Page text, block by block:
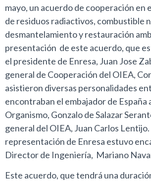
mayo, un acuerdo de cooperación en
de residuos radiactivos, combustible
desmantelamiento y restauración
presentación de este acuerdo, que
el presidente de Enresa, Juan Jose
general de Cooperación del OIEA,
asistieron diversas personalidades
encontraban el embajador de España
Organismo, Gonzalo de Salazar
general del OIEA, Juan Carlos Lentijo.
representación de Enresa estuvo
Director de Ingeniería, Mariano
Este acuerdo, que tendrá una